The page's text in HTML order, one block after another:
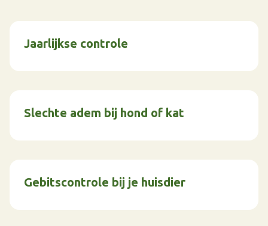
Jaarlijkse controle
Slechte adem bij hond of kat
Gebitscontrole bij je huisdier